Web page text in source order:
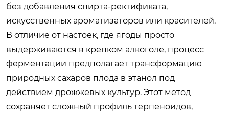
без добавления спирта-ректификата,
искусственных ароматизаторов или красителей.
В отличие от настоек, где ягоды просто
выдерживаются в крепком алкоголе, процесс
ферментации предполагает трансформацию
природных сахаров плода в этанол под
действием дрожжевых культур. Этот метод
сохраняет сложный профиль терпеноидов,